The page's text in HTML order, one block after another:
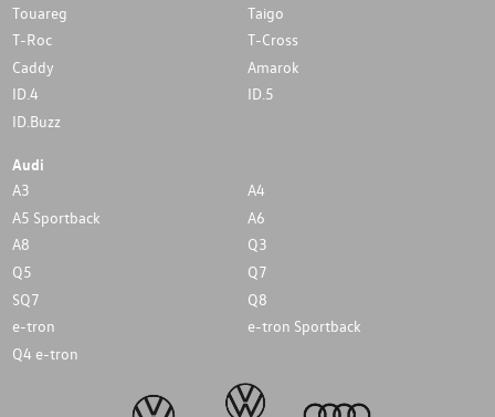
Touareg
Taigo
T-Roc
T-Cross
Caddy
Amarok
ID.4
ID.5
ID.Buzz
Audi
A3
A4
A5 Sportback
A6
A8
Q3
Q5
Q7
SQ7
Q8
e-tron
e-tron Sportback
Q4 e-tron